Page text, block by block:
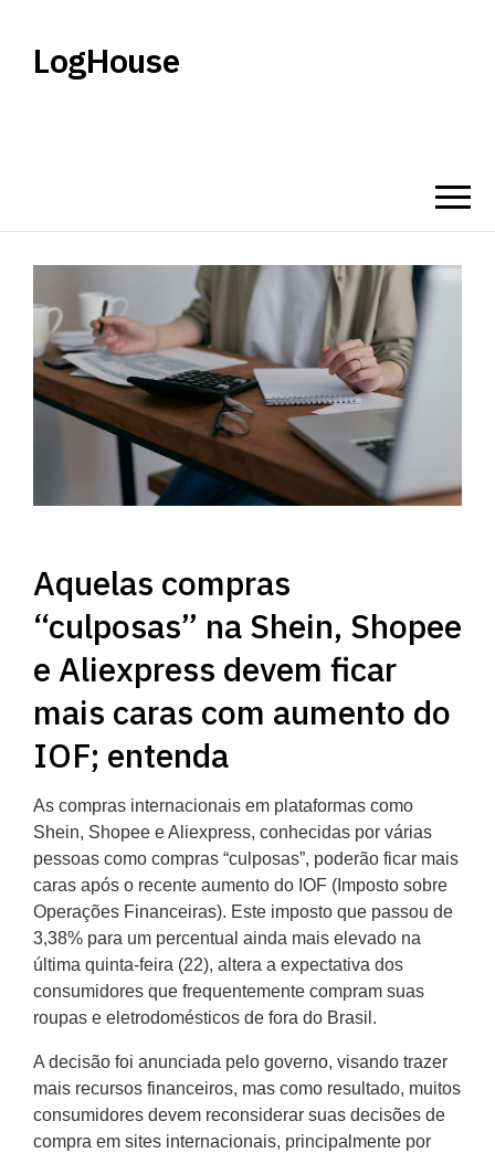
LogHouse
Aquelas compras
“culposas” na Shein, Shopee
e Aliexpress devem ficar
mais caras com aumento do
IOF; entenda
As compras internacionais em plataformas como
Shein, Shopee e Aliexpress, conhecidas por várias
pessoas como compras “culposas”, poderão ficar mais
caras após o recente aumento do IOF (Imposto sobre
Operações Financeiras). Este imposto que passou de
3,38% para um percentual ainda mais elevado na
última quinta-feira (22), altera a expectativa dos
consumidores que frequentemente compram suas
roupas e eletrodomésticos de fora do Brasil.
A decisão foi anunciada pelo governo, visando trazer
mais recursos financeiros, mas como resultado, muitos
consumidores devem reconsiderar suas decisões de
compra em sites internacionais, principalmente por